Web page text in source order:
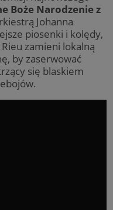
Boże Narodzenie z
Johanna
piosenki i kolędy,
zamieni lokalną
by zaserwować
się blaskiem